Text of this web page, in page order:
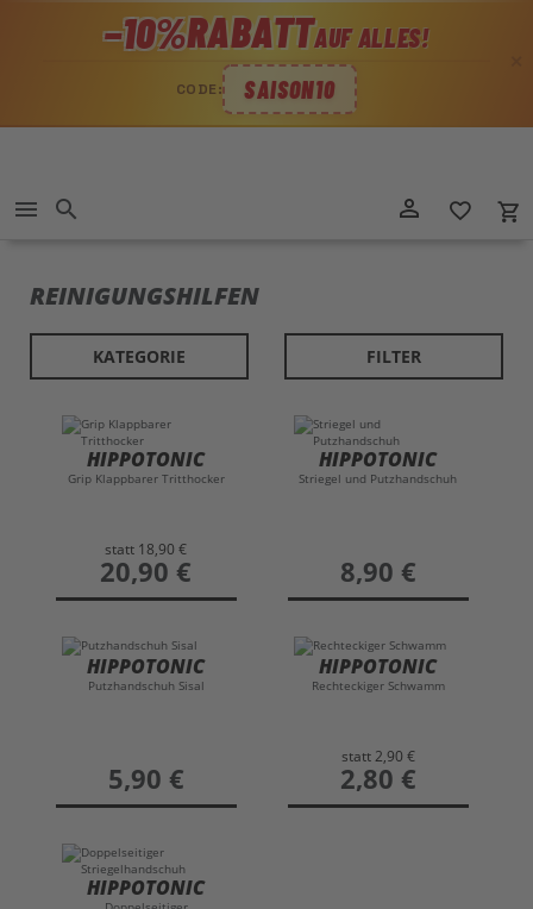
−10%RABATTAUF ALLES!
CODE: SAISON10
person_outline favorite_border local_grocery_store
menu search
REINIGUNGSHILFEN
KATEGORIE FILTER
HIPPOTONIC
Grip Klappbarer Tritthocker
statt 18,90 €
preis
20,90 €
HIPPOTONIC
Striegel und Putzhandschuh
preis
8,90 €
HIPPOTONIC
Putzhandschuh Sisal
preis
5,90 €
HIPPOTONIC
Rechteckiger Schwamm
statt 2,90 €
preis
2,80 €
HIPPOTONIC